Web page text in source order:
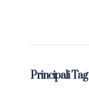
Principali Tag